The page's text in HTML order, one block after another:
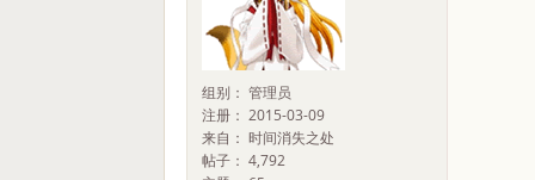
组别： 管理员
注册： 2015-03-09
来自： 时间消失之处
帖子： 4,792